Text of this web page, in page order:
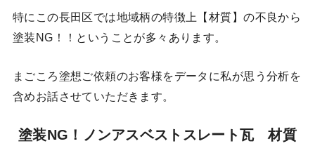
特にこの長田区では地域柄の特徴上【材質】の不良から
塗装NG！！ということが多々あります。
まごころ塗想ご依頼のお客様をデータに私が思う分析を
含めお話させていただきます。
塗装NG！ノンアスベストスレート瓦 材質